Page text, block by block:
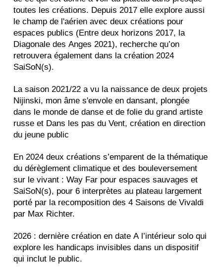
toutes les créations. Depuis 2017 elle explore aussi
le champ de l'aérien avec deux créations pour
espaces publics (Entre deux horizons 2017, la
Diagonale des Anges 2021), recherche qu’on
retrouvera également dans la création 2024
SaiSoN(s).
La saison 2021/22 a vu la naissance de deux projets
Nijinski, mon âme s'envole en dansant, plongée
dans le monde de danse et de folie du grand artiste
russe et Dans les pas du Vent, création en direction
du jeune public
En 2024 deux créations s’emparent de la thématique
du dérèglement climatique et des bouleversement
sur le vivant : Way Far pour espaces sauvages et
SaiSoN(s), pour 6 interprètes au plateau largement
porté par la recomposition des 4 Saisons de Vivaldi
par Max Richter.
2026 : dernière création en date A l’intérieur solo qui
explore les handicaps invisibles dans un dispositif
qui inclut le public.